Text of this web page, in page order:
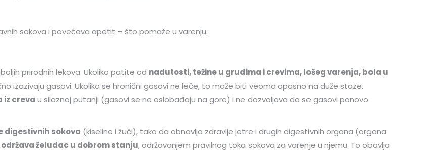
sokova i povećava apetit – što pomaže u varenju.
prirodnih lekova. Ukoliko patite od nadutosti, težine u grudima i crevima, lošeg varenja, bola u
izazivaju gasovi. Ukoliko se hronični gasovi ne leče, to može biti veoma opasno na duže staze.
iz creva u silaznoj putanji (gasovi se ne oslobađaju na gore) i ne dozvoljava da se gasovi ponovo
digestivnih sokova (kiseline i žuči), tako da obnavlja zdravlje jetre i drugih digestivnih organa (organa
održava želudac u dobrom stanju, održavanjem pravilnog toka sokova za varenje u njemu. To obavlja